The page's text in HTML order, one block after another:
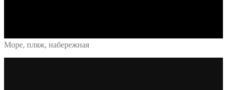
Море, пляж, набережная